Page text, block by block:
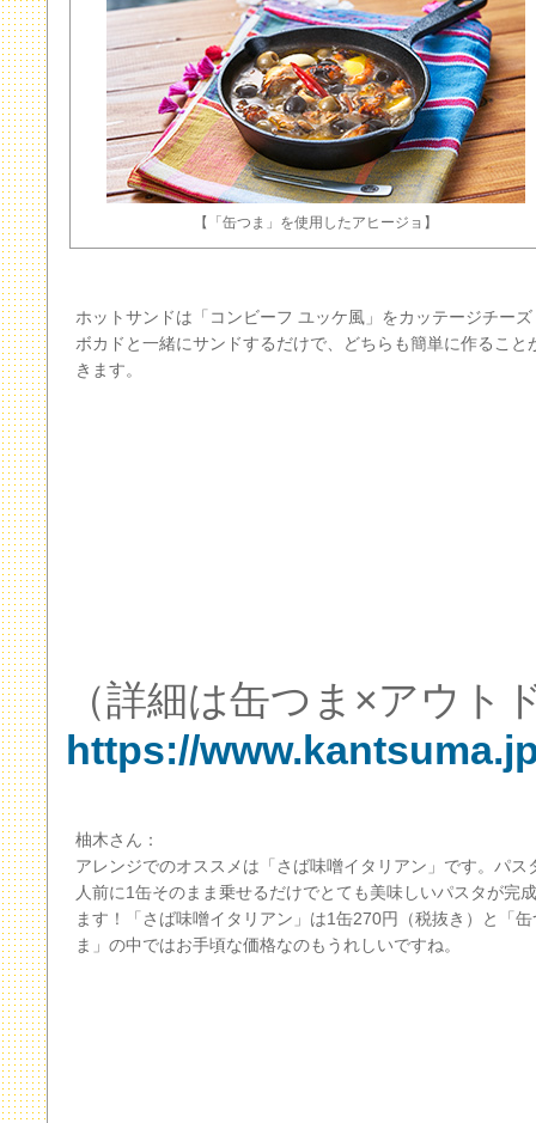
【「缶つま」を使用したアヒージョ】
ホットサンドは「コンビーフ ユッケ風」をカッテージチーズ
ボカドと一緒にサンドするだけで、どちらも簡単に作ること
きます。
（詳細は缶つま×アウト
https://
柚木さん：
アレンジでのオススメは「さば味噌イタリアン」です。パス
人前に1缶そのまま乗せるだけでとても美味しいパスタが完
ます！「さば味噌イタリアン」は1缶270円（税抜き）と「缶
ま」の中ではお手頃な価格なのもうれしいですね。